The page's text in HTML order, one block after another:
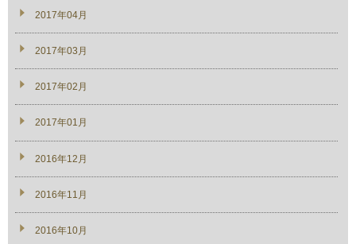
2017年04月
2017年03月
2017年02月
2017年01月
2016年12月
2016年11月
2016年10月